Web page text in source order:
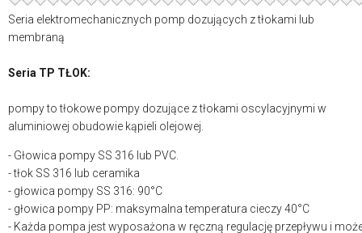
Seria elektromechanicznych pomp dozujących z tłokami lub
membraną
Seria TP TŁOK:
pompy to tłokowe pompy dozujące z tłokami oscylacyjnymi w
aluminiowej obudowie kąpieli olejowej.
- Głowica pompy SS 316 lub PVC.
- tłok SS 316 lub ceramika
- głowica pompy SS 316: 90°C
- głowica pompy PP: maksymalna temperatura cieczy 40°C
- Każda pompa jest wyposażona w ręczną regulację przepływu i